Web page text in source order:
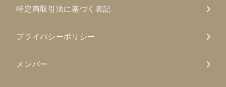
特定商取引法に基づく表記
プライバシーポリシー
メンバー